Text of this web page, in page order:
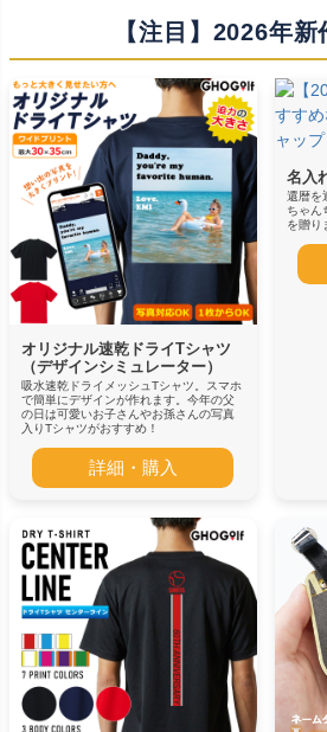
【注目】2026年新
オリジナル速乾ドライTシャツ
（デザインシミュレーター）
吸水速乾ドライメッシュTシャツ。スマホ
で簡単にデザインが作れます。今年の父
の日は可愛いお子さんやお孫さんの写真
入りTシャツがおすすめ！
詳細・購入
名入
還暦を
ちゃん
を贈り